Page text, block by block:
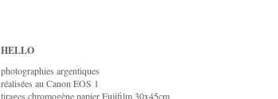
HELLO
photographies argentiques
réalisées au Canon EOS 1
tirages chromogène papier Fujifilm 30x45cm